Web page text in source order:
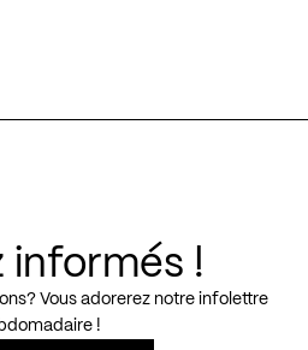
informés !
Vous adorerez notre infolettre
!